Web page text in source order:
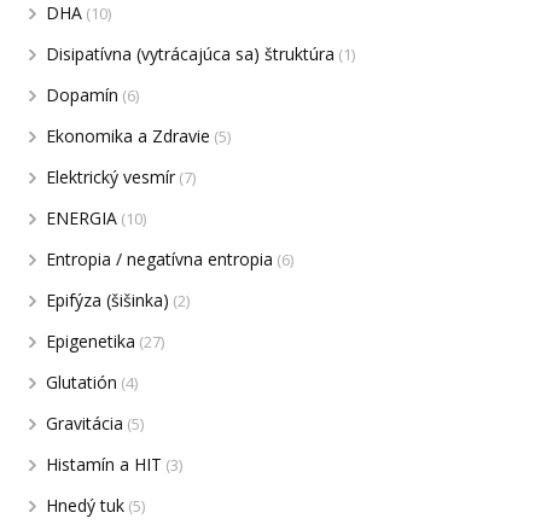
DHA (10)
Disipatívna (vytrácajúca sa) štruktúra (1)
Dopamín (6)
Ekonomika a Zdravie (5)
Elektrický vesmír (7)
ENERGIA (10)
Entropia / negatívna entropia (6)
Epifýza (šišinka) (2)
Epigenetika (27)
Glutatión (4)
Gravitácia (5)
Histamín a HIT (3)
Hnedý tuk (5)